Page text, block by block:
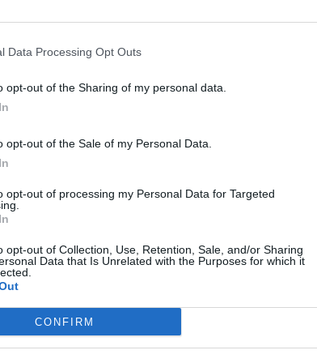
Data Processing Opt Outs
opt-out of the Sharing of my personal data.
opt-out of the Sale of my Personal Data.
opt-out of processing my Personal Data for Targeted
opt-out of Collection, Use, Retention, Sale, and/or Sharing
Data that Is Unrelated with the Purposes for which it
CONFIRM
a cargo del Dr. Josep Brugada, profesor de
del Hospital Clínico de Barcelona,
del Hospital San Juan de Dios y
Salud.
de actualidad.
ACTIVAR AHORA